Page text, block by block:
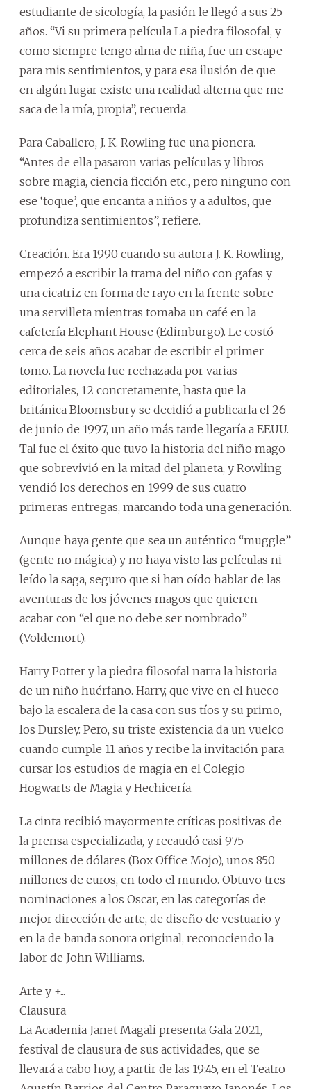
estudiante de sicología, la pasión le llegó a sus 25
años. “Vi su primera película La piedra filosofal, y
como siempre tengo alma de niña, fue un escape
para mis sentimientos, y para esa ilusión de que
en algún lugar existe una realidad alterna que me
saca de la mía, propia”, recuerda.
Para Caballero, J. K. Rowling fue una pionera.
“Antes de ella pasaron varias películas y libros
sobre magia, ciencia ficción etc., pero ninguno con
ese ‘toque’, que encanta a niños y a adultos, que
profundiza sentimientos”, refiere.
Creación. Era 1990 cuando su autora J. K. Rowling,
empezó a escribir la trama del niño con gafas y
una cicatriz en forma de rayo en la frente sobre
una servilleta mientras tomaba un café en la
cafetería Elephant House (Edimburgo). Le costó
cerca de seis años acabar de escribir el primer
tomo. La novela fue rechazada por varias
editoriales, 12 concretamente, hasta que la
británica Bloomsbury se decidió a publicarla el 26
de junio de 1997, un año más tarde llegaría a EEUU.
Tal fue el éxito que tuvo la historia del niño mago
que sobrevivió en la mitad del planeta, y Rowling
vendió los derechos en 1999 de sus cuatro
primeras entregas, marcando toda una generación.
Aunque haya gente que sea un auténtico “muggle”
(gente no mágica) y no haya visto las películas ni
leído la saga, seguro que si han oído hablar de las
aventuras de los jóvenes magos que quieren
acabar con “el que no debe ser nombrado”
(Voldemort).
Harry Potter y la piedra filosofal narra la historia
de un niño huérfano. Harry, que vive en el hueco
bajo la escalera de la casa con sus tíos y su primo,
los Dursley. Pero, su triste existencia da un vuelco
cuando cumple 11 años y recibe la invitación para
cursar los estudios de magia en el Colegio
Hogwarts de Magia y Hechicería.
La cinta recibió mayormente críticas positivas de
la prensa especializada, y recaudó casi 975
millones de dólares (Box Office Mojo), unos 850
millones de euros, en todo el mundo. Obtuvo tres
nominaciones a los Oscar, en las categorías de
mejor dirección de arte, de diseño de vestuario y
en la de banda sonora original, reconociendo la
labor de John Williams.
Arte y +...
Clausura
La Academia Janet Magali presenta Gala 2021,
festival de clausura de sus actividades, que se
llevará a cabo hoy, a partir de las 19:45, en el Teatro